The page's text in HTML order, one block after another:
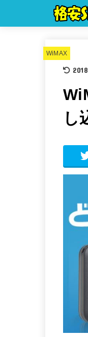
WiMAX
し